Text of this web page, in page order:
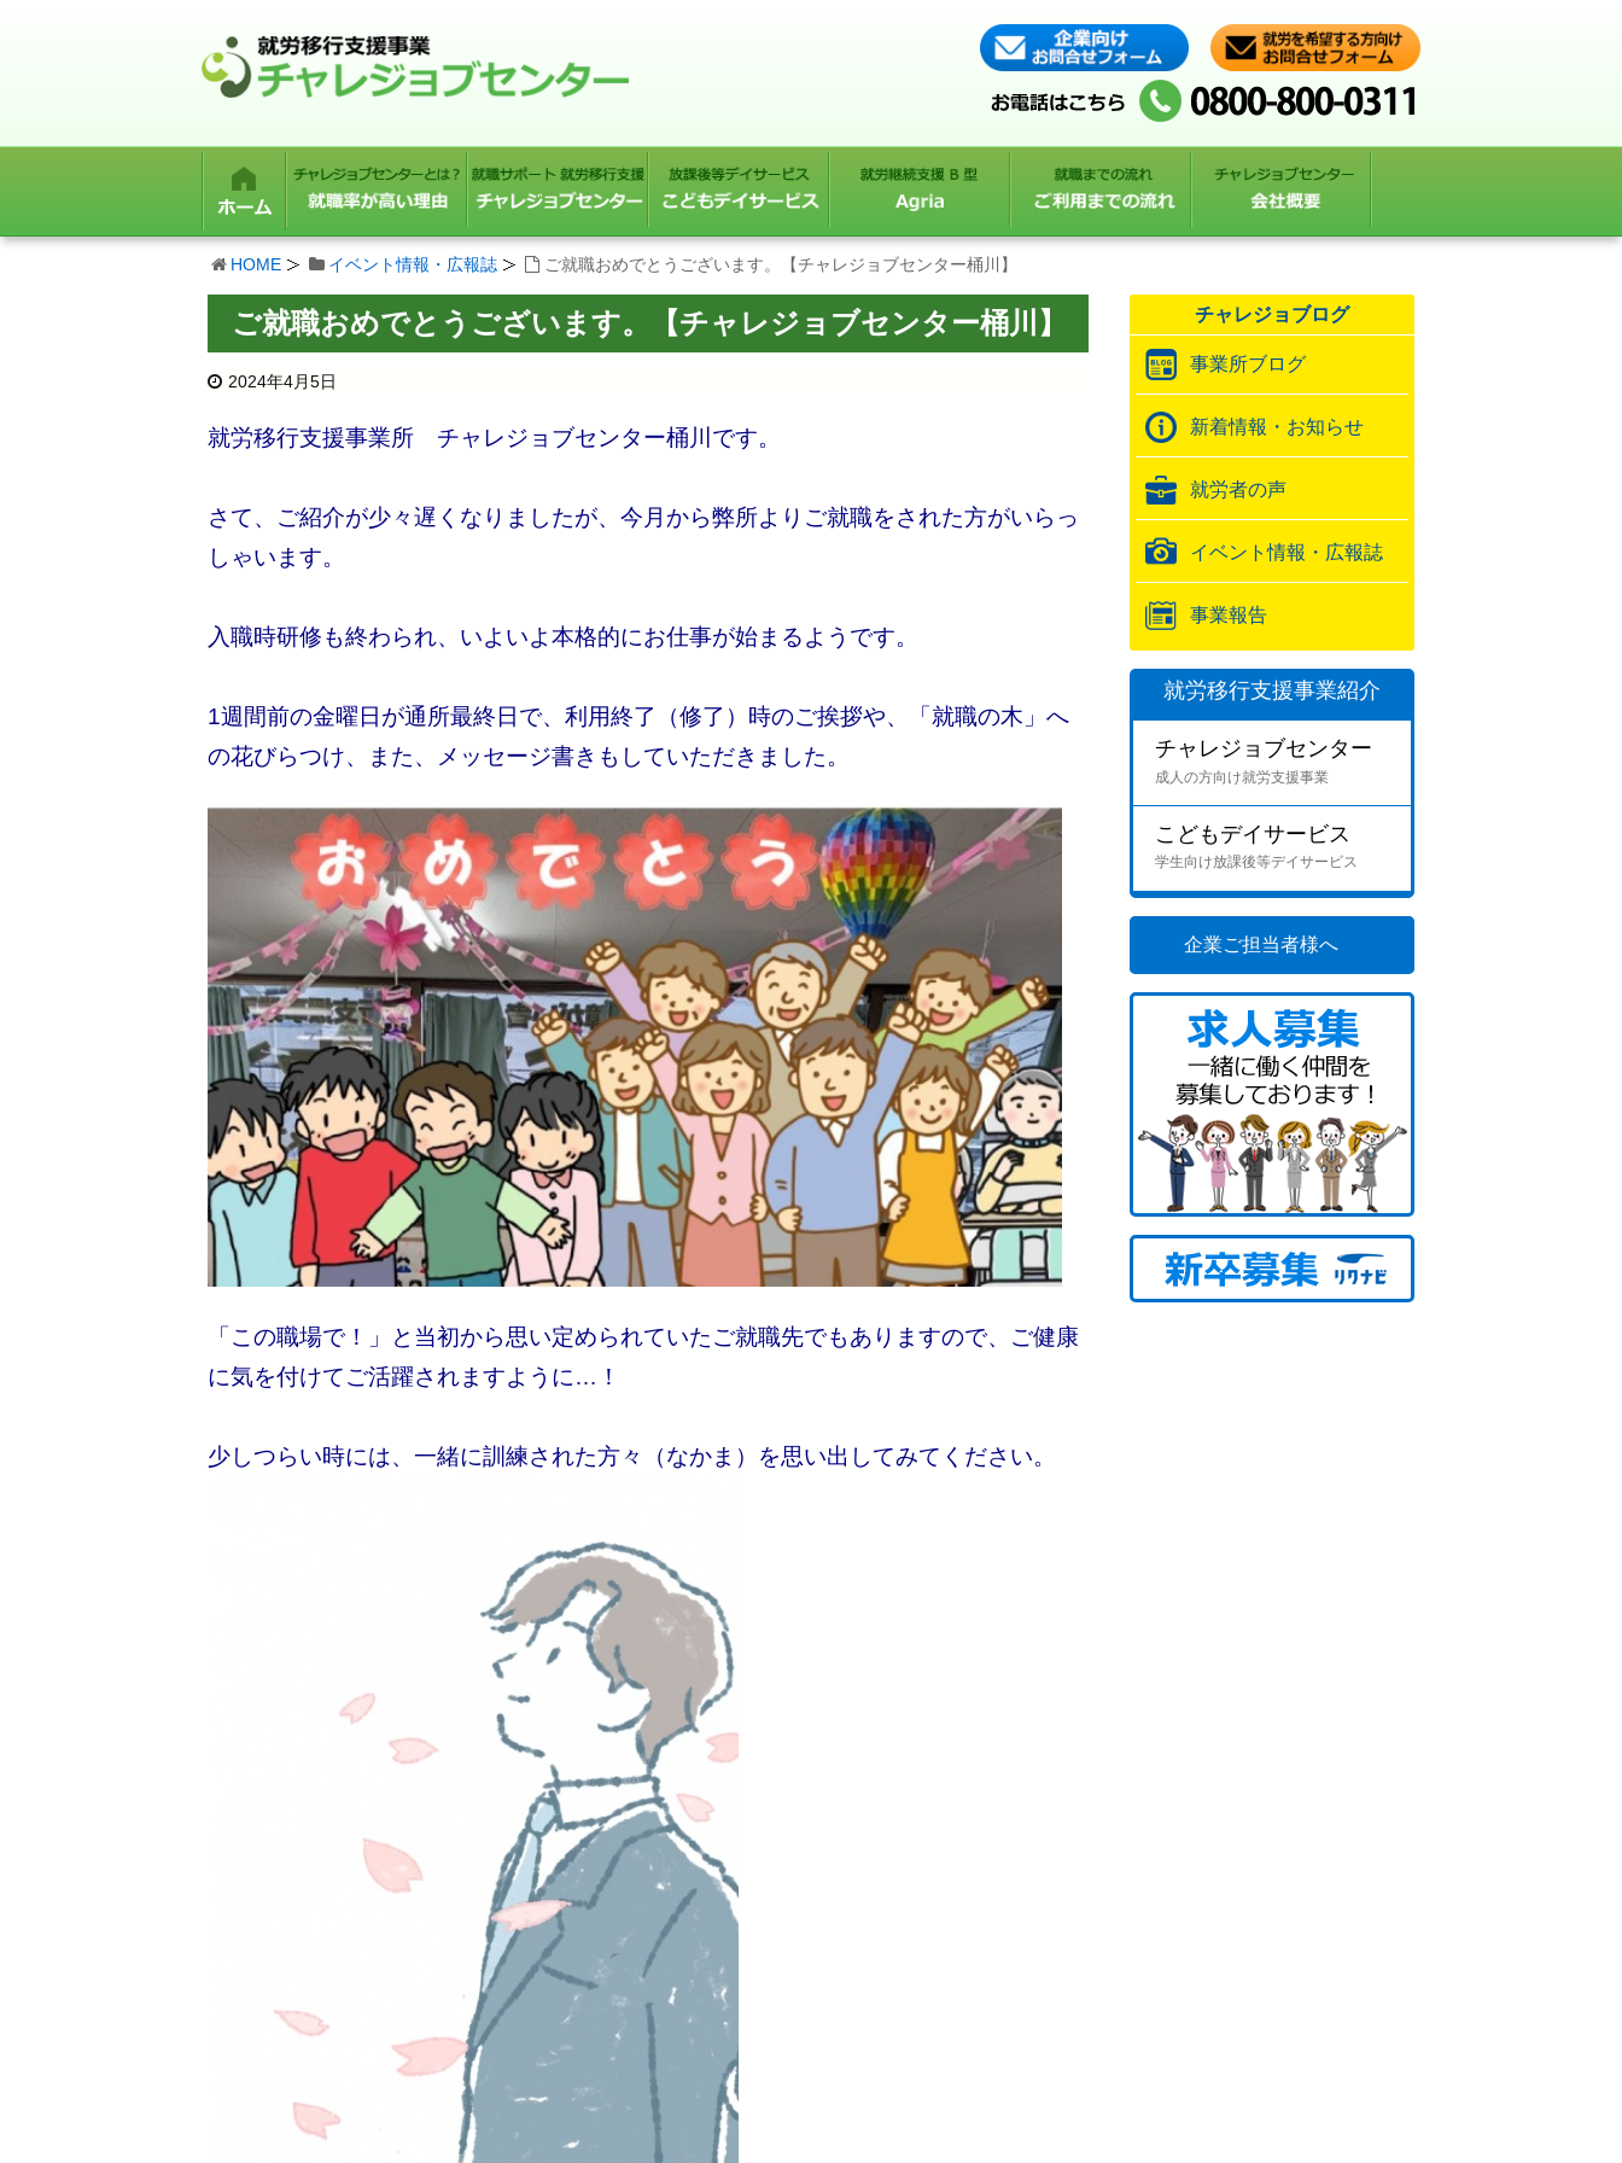
HOME イベント情報・広報誌 ご就職おめでとうございます。【チャレジョブセンター桶川】
ご就職おめでとうございます。【チャレジョブセンター桶川】
2024年4月5日
就労移行支援事業所 チャレジョブセンター桶川です。
さて、ご紹介が少々遅くなりましたが、今月から弊所よりご就職をされた方がいらっ
しゃいます。
入職時研修も終わられ、いよいよ本格的にお仕事が始まるようです。
1週間前の金曜日が通所最終日で、利用終了（修了）時のご挨拶や、「就職の木」へ
の花びらつけ、また、メッセージ書きもしていただきました。
「この職場で！」と当初から思い定められていたご就職先でもありますので、ご健康
に気を付けてご活躍されますように…！
少しつらい時には、一緒に訓練された方々（なかま）を思い出してみてください。
チャレジョブログ
事業所ブログ
新着情報・お知らせ
就労者の声
イベント情報・広報誌
事業報告
就労移行支援事業紹介
チャレジョブセンター
成人の方向け就労支援事業
こどもデイサービス
学生向け放課後等デイサービス
企業ご担当者様へ